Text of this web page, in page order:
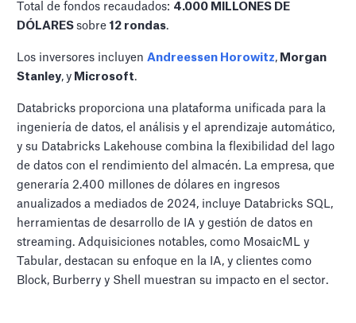
Total de fondos recaudados: 4.000 MILLONES DE
DÓLARESsobre12 rondas.
Los inversores incluyenAndreessen Horowitz, Morgan
Stanley, y Microsoft.
Databricks proporciona una plataforma unificada para la
ingeniería de datos, el análisis y el aprendizaje automático,
y su Databricks Lakehouse combina la flexibilidad del lago
de datos con el rendimiento del almacén. La empresa, que
generaría 2.400 millones de dólares en ingresos
anualizados a mediados de 2024, incluye Databricks SQL,
herramientas de desarrollo de IA y gestión de datos en
streaming. Adquisiciones notables, como MosaicML y
Tabular, destacan su enfoque en la IA, y clientes como
Block, Burberry y Shell muestran su impacto en el sector.